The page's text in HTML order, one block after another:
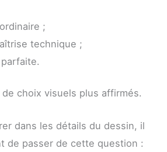
;
technique ;
choix visuels plus affirmés.
dans les détails du dessin, il
de passer de cette question :